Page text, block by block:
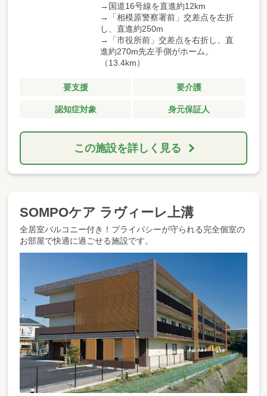
→国道16号線を直進約12km
→「相模原警察署前」交差点を左折
し、直進約250m
→「市役所前」交差点を右折し、直
進約270m先左手側がホーム。
（13.4km）
要支援 要介護
認知症対象 身元保証人
この施設を詳しく見る
SOMPOケア ラヴィーレ上溝
全居室バルコニー付き！プライバシーが守られる完全個室の
お部屋で快適に過ごせる施設です。